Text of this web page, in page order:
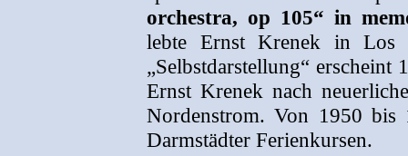
orchestra, op 105“ in
lebte Ernst Krenek in Los
„Selbstdarstellung“
Ernst Krenek nach
Nordenstrom. Von 1950
Darmstädter Ferienkursen.